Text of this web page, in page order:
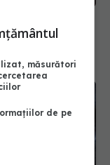
potrivit
și costă doar
măsurători
de pe